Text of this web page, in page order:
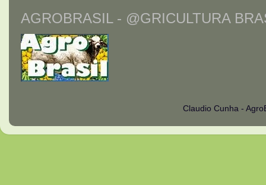
AGROBRASIL - @GRICULTURA
Claudio Cunha -